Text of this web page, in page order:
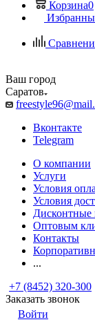
Корзина0
Ваш город
Саратов
Вконтакте
Telegram
О компании
Услуги
Условия
Условия
Дисконтные
Оптовым
Контакты
...
+7 (8452) 320-300
Заказать звонок
Войти